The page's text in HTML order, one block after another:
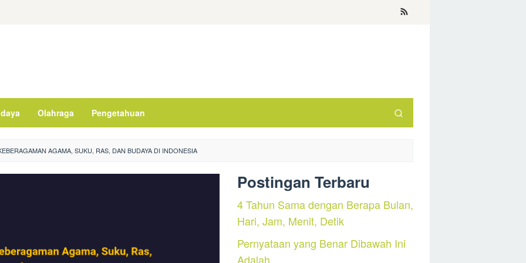
Olahraga Pengetahuan
AGAMA, SUKU, RAS, DAN BUDAYA DI INDONESIA
Postingan Terbaru
4 Tahun Sama dengan Berapa Bulan,
Hari, Jam, Menit, Detik
Pernyataan yang Benar Dibawah Ini
Adalah